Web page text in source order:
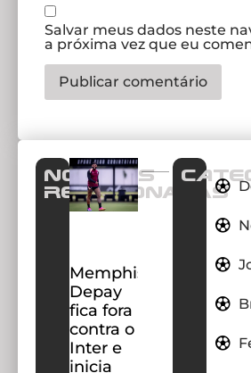
Salvar meus dados neste
a próxima vez que eu
Notícias
Relacionadas
Memphis
Depay
fica fora
contra o
Inter e
inicia